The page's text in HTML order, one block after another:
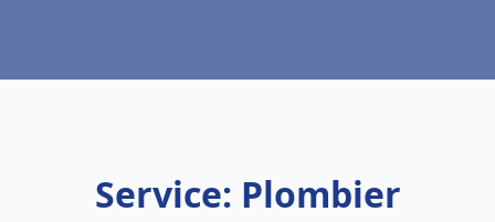
Service: Plombier